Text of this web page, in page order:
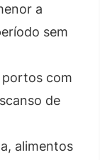
a
sem
portos com
de
alimentos